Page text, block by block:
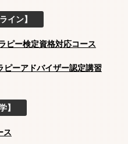
イン】
ピー検定資格対応コース
ピーアドバイザー認定講習
】
ス